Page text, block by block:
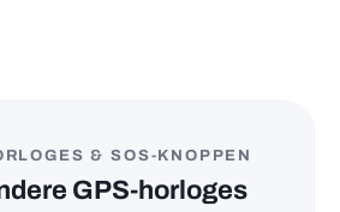
& SOS-KNOPPEN
GPS-horloges